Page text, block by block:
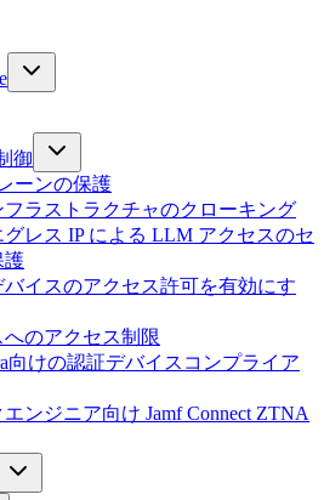
御
ーンの保護
ラストラクチャのクローキング
レス IP による LLM アクセスのセ
護
イスのアクセス許可を有効にす
のアクセス制限
向けの認証デバイスコンプライア
ンジニア向け Jamf Connect ZTNA